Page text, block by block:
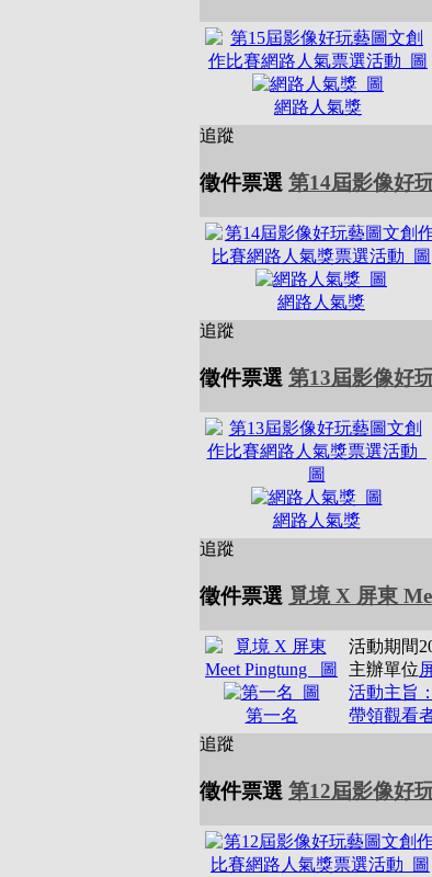
網路人氣獎
追蹤
徵件票選 第14屆影像好
網路人氣獎
追蹤
徵件票選 第13屆影像好
網路人氣獎
追蹤
徵件票選 覓境 X 屏東
第一名
活動期間
主辦單位
活動主旨
帶領觀看
追蹤
徵件票選 第12屆影像好